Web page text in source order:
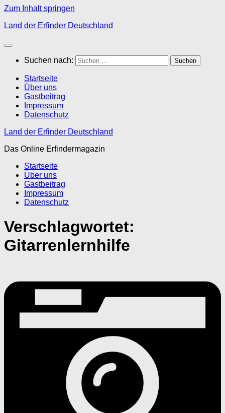
Zum Inhalt springen
Land der Erfinder Deutschland
Suchen nach:
Startseite
Über uns
Gastbeitrag
Impressum
Datenschutz
Land der Erfinder Deutschland
Das Online Erfindermagazin
Startseite
Über uns
Gastbeitrag
Impressum
Datenschutz
Verschlagwortet:
Gitarrenlernhilfe